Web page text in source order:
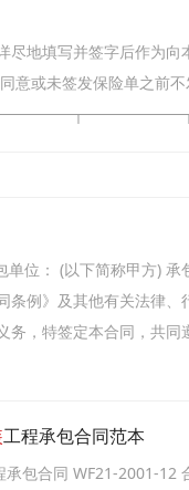
尽地填写并签字后作为
意或未签发保险单之前
位： (以下简称甲方)
条例》及其他有关法律
务，特签定本合同，共
工程承包合同范本
包合同 WF21-2001-